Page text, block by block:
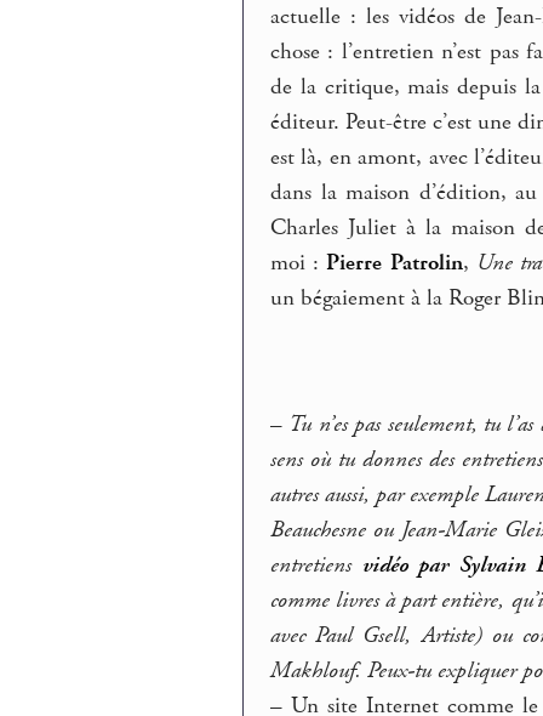
actuelle : les vidéos de
chose : l’entretien n’est
de la critique, mais depuis
éditeur. Peut-être c’est une
est là, en amont, avec
dans la maison d’édition,
Charles Juliet à la maison
moi :Pierre Patrolin, Une
un bégaiement à la Roger
– Tu n’es pas seulement, tu
sens où tu donnes des
autres aussi, par exemple
Beauchesne ou Jean-Marie
entretiens vidéo par Sylvain
comme livres à part entière,
avec Paul Gsell,Artiste) ou
Makhlouf. Peux-tu expliquer
– Un site Internet comme